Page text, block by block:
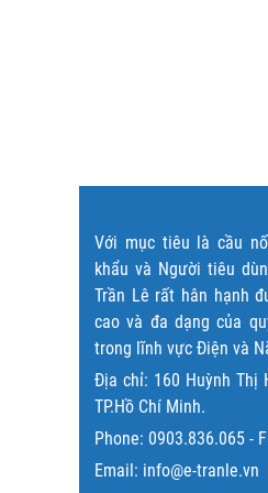
Với mục tiêu là cầu
khẩu và Người tiêu
Trần Lê rất hân hạnh
cao và đa dạng của
trong lĩnh vực Điện và
Địa chỉ: 160 Huỳnh Thị
TP.Hồ Chí Minh.
Phone: 0903.836.065 -
Email: info@e-tranle.vn